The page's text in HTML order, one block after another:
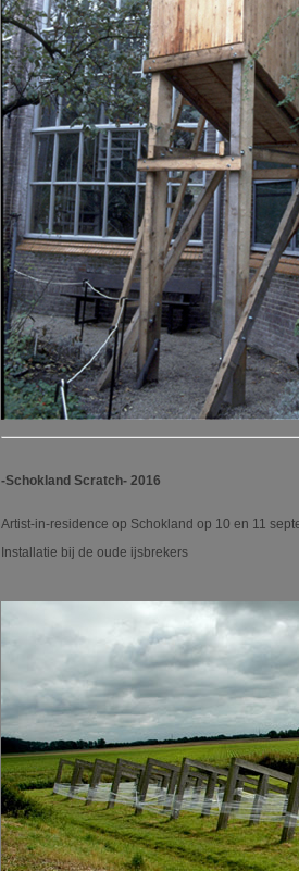
-Schokland Scratch- 2016
Artist-in-residence op Schokland op 10 en 11
Installatie bij de oude ijsbrekers